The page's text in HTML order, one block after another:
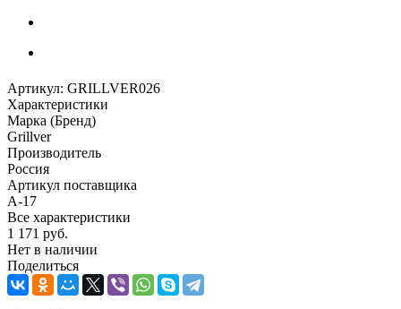
Артикул: GRILLVER026
Характеристики
Марка (Бренд)
Grillver
Производитель
Россия
Артикул поставщика
А-17
Все характеристики
1 171 руб.
Нет в наличии
Поделиться